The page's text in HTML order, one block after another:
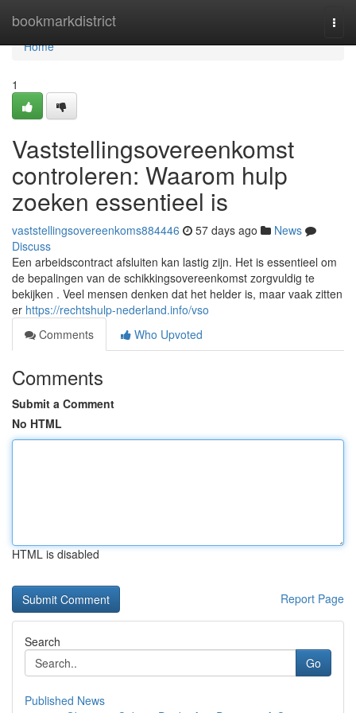
bookmarkdistrict
Home
Home
1
Vaststellingsovereenkomst
controleren: Waarom hulp
zoeken essentieel is
vaststellingsovereenkoms884446 57 days ago
News
Discuss
Een arbeidscontract afsluiten kan lastig zijn. Het is essentieel om
de bepalingen van de schikkingsovereenkomst zorgvuldig te
bekijken . Veel mensen denken dat het helder is, maar vaak zitten
er https://rechtshulp-nederland.info/vso
Comments
Who Upvoted
Comments
Submit a Comment
No HTML
HTML is disabled
Report Page
Search
Go
Published News